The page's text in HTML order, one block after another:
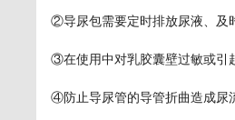
②导尿包需要定时排放尿液、及
③在使用中对乳胶囊壁过敏或引
④防止导尿管的导管折曲造成尿